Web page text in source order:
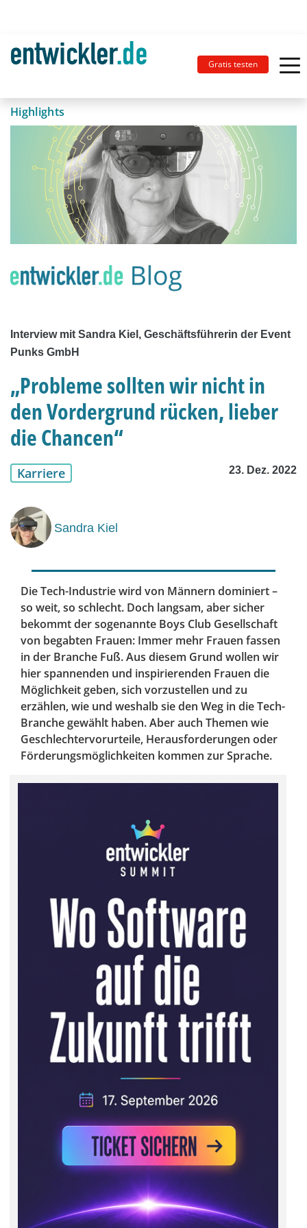
Gratis testen
Highlights
Interview mit Sandra Kiel, Geschäftsführerin der Event
Punks GmbH
„Probleme sollten wir nicht in
den Vordergrund rücken, lieber
die Chancen“
Karriere 23. Dez. 2022
Sandra Kiel
Die Tech-Industrie wird von Männern dominiert –
so weit, so schlecht. Doch langsam, aber sicher
bekommt der sogenannte Boys Club Gesellschaft
von begabten Frauen: Immer mehr Frauen fassen
in der Branche Fuß. Aus diesem Grund wollen wir
hier spannenden und inspirierenden Frauen die
Möglichkeit geben, sich vorzustellen und zu
erzählen, wie und weshalb sie den Weg in die Tech-
Branche gewählt haben. Aber auch Themen wie
Geschlechtervorurteile, Herausforderungen oder
Förderungsmöglichkeiten kommen zur Sprache.